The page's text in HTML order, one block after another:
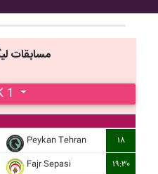
مسابقات
1
Peykan Tehran
۱۸
Fajr Sepasi
۱۹:۳۰